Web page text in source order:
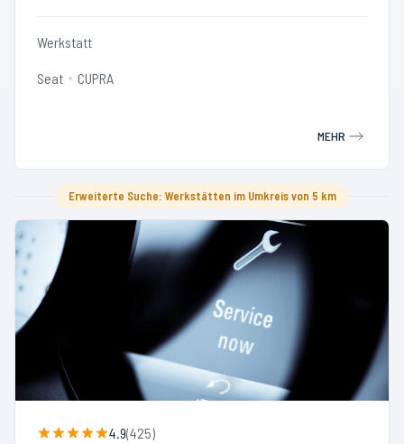
Werkstatt
Seat CUPRA
MEHR
Erweiterte Suche: Werkstätten im Umkreis von 5 km
4.9(425)